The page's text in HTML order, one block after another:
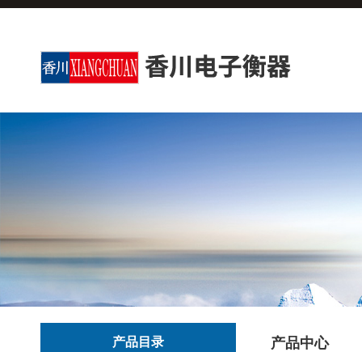
产品目录 产品中心